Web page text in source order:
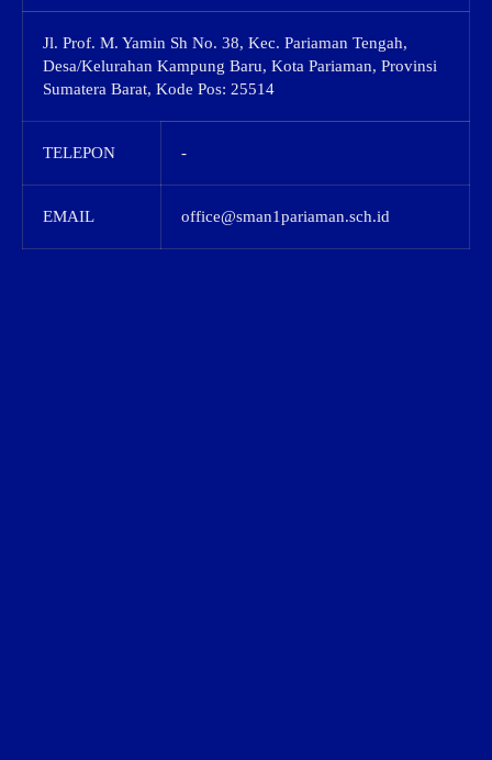
Jl. Prof. M. Yamin Sh No. 38, Kec. Pariaman Tengah,
Desa/Kelurahan Kampung Baru, Kota Pariaman, Provinsi
Sumatera Barat, Kode Pos: 25514
TELEPON -
EMAIL office@sman1pariaman.sch.id